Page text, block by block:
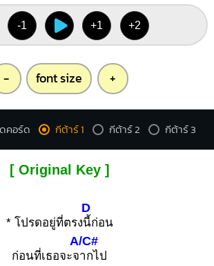
-1 +1 +2
- font size +
คอร์ด กีต้าร์ 1 กีต้าร์ 2 กีต้าร์ 3
[ Original Key ]
* โปรดอยู่ที่ตรง
D
นี้ก่อน
ก่อนที่เธอจะจ
A/C#
ากไป